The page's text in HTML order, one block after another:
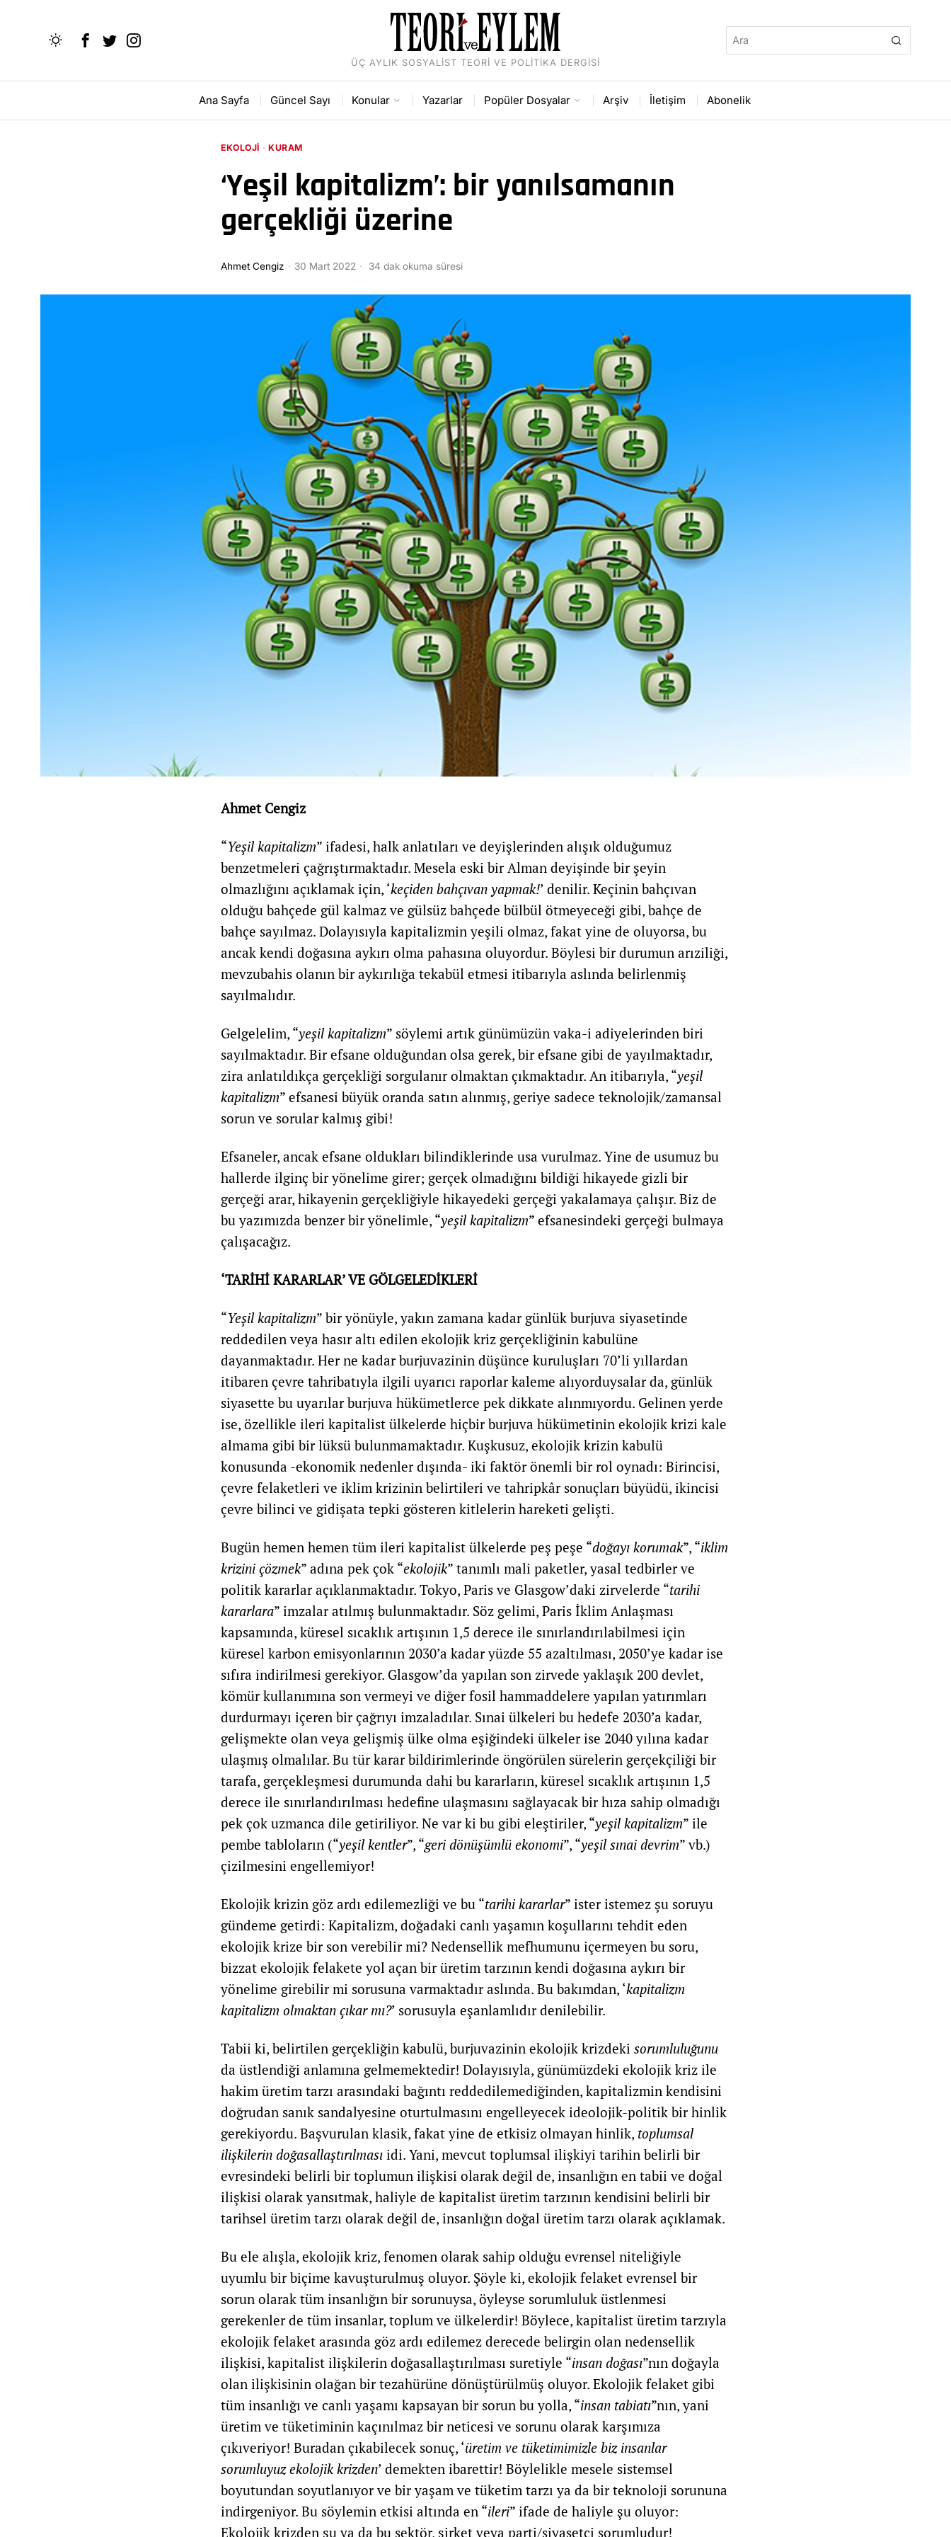
ÜÇ AYLIK SOSYALIST TEORI VE POLITIKA DERGISI
Ana Sayfa Güncel Sayı Konular Yazarlar Popüler Dosyalar Arşiv İletişim Abonelik
EKOLOJI · KURAM
‘Yeşil kapitalizm’: bir yanılsamanın
gerçekliği üzerine
Ahmet Cengiz 30 Mart 2022 34 dak okuma süresi
Ahmet Cengiz
“Yeşil kapitalizm” ifadesi, halk anlatıları ve deyişlerinden alışık olduğumuz
benzetmeleri çağrıştırmaktadır. Mesela eski bir Alman deyişinde bir şeyin
olmazlığını açıklamak için, ‘keçiden bahçıvan yapmak!’ denilir. Keçinin bahçıvan
olduğu bahçede gül kalmaz ve gülsüz bahçede bülbül ötmeyeceği gibi, bahçe de
bahçe sayılmaz. Dolayısıyla kapitalizmin yeşili olmaz, fakat yine de oluyorsa, bu
ancak kendi doğasına aykırı olma pahasına oluyordur. Böylesi bir durumun arıziliği,
mevzubahis olanın bir aykırılığa tekabül etmesi itibarıyla aslında belirlenmiş
sayılmalıdır.
Gelgelelim, “yeşil kapitalizm” söylemi artık günümüzün vaka-i adiyelerinden biri
sayılmaktadır. Bir efsane olduğundan olsa gerek, bir efsane gibi de yayılmaktadır,
zira anlatıldıkça gerçekliği sorgulanır olmaktan çıkmaktadır. An itibarıyla, “yeşil
kapitalizm” efsanesi büyük oranda satın alınmış, geriye sadece teknolojik/zamansal
sorun ve sorular kalmış gibi!
Efsaneler, ancak efsane oldukları bilindiklerinde usa vurulmaz. Yine de usumuz bu
hallerde ilginç bir yönelime girer; gerçek olmadığını bildiği hikayede gizli bir
gerçeği arar, hikayenin gerçekliğiyle hikayedeki gerçeği yakalamaya çalışır. Biz de
bu yazımızda benzer bir yönelimle, “yeşil kapitalizm” efsanesindeki gerçeği bulmaya
çalışacağız.
‘TARİHİ KARARLAR’ VE GÖLGELEDİKLERİ
“Yeşil kapitalizm” bir yönüyle, yakın zamana kadar günlük burjuva siyasetinde
reddedilen veya hasır altı edilen ekolojik kriz gerçekliğinin kabulüne
dayanmaktadır. Her ne kadar burjuvazinin düşünce kuruluşları 70’li yıllardan
itibaren çevre tahribatıyla ilgili uyarıcı raporlar kaleme alıyorduysalar da, günlük
siyasette bu uyarılar burjuva hükümetlerce pek dikkate alınmıyordu. Gelinen yerde
ise, özellikle ileri kapitalist ülkelerde hiçbir burjuva hükümetinin ekolojik krizi kale
almama gibi bir lüksü bulunmamaktadır. Kuşkusuz, ekolojik krizin kabulü
konusunda -ekonomik nedenler dışında- iki faktör önemli bir rol oynadı: Birincisi,
çevre felaketleri ve iklim krizinin belirtileri ve tahripkâr sonuçları büyüdü, ikincisi
çevre bilinci ve gidişata tepki gösteren kitlelerin hareketi gelişti.
Bugün hemen hemen tüm ileri kapitalist ülkelerde peş peşe “doğayı korumak”, “iklim
krizini çözmek” adına pek çok “ekolojik” tanımlı mali paketler, yasal tedbirler ve
politik kararlar açıklanmaktadır. Tokyo, Paris ve Glasgow’daki zirvelerde “tarihi
kararlara” imzalar atılmış bulunmaktadır. Söz gelimi, Paris İklim Anlaşması
kapsamında, küresel sıcaklık artışının 1,5 derece ile sınırlandırılabilmesi için
küresel karbon emisyonlarının 2030’a kadar yüzde 55 azaltılması, 2050’ye kadar ise
sıfıra indirilmesi gerekiyor. Glasgow’da yapılan son zirvede yaklaşık 200 devlet,
kömür kullanımına son vermeyi ve diğer fosil hammaddelere yapılan yatırımları
durdurmayı içeren bir çağrıyı imzaladılar. Sınai ülkeleri bu hedefe 2030’a kadar,
gelişmekte olan veya gelişmiş ülke olma eşiğindeki ülkeler ise 2040 yılına kadar
ulaşmış olmalılar. Bu tür karar bildirimlerinde öngörülen sürelerin gerçekçiliği bir
tarafa, gerçekleşmesi durumunda dahi bu kararların, küresel sıcaklık artışının 1,5
derece ile sınırlandırılması hedefine ulaşmasını sağlayacak bir hıza sahip olmadığı
pek çok uzmanca dile getiriliyor. Ne var ki bu gibi eleştiriler, “yeşil kapitalizm” ile
pembe tabloların (“yeşil kentler”, “geri dönüşümlü ekonomi”, “yeşil sınai devrim” vb.)
çizilmesini engellemiyor!
Ekolojik krizin göz ardı edilemezliği ve bu “tarihi kararlar” ister istemez şu soruyu
gündeme getirdi: Kapitalizm, doğadaki canlı yaşamın koşullarını tehdit eden
ekolojik krize bir son verebilir mi? Nedensellik mefhumunu içermeyen bu soru,
bizzat ekolojik felakete yol açan bir üretim tarzının kendi doğasına aykırı bir
yönelime girebilir mi sorusuna varmaktadır aslında. Bu bakımdan, ‘kapitalizm
kapitalizm olmaktan çıkar mı?’ sorusuyla eşanlamlıdır denilebilir.
Tabii ki, belirtilen gerçekliğin kabulü, burjuvazinin ekolojik krizdeki sorumluluğunu
da üstlendiği anlamına gelmemektedir! Dolayısıyla, günümüzdeki ekolojik kriz ile
hakim üretim tarzı arasındaki bağıntı reddedilemediğinden, kapitalizmin kendisini
doğrudan sanık sandalyesine oturtulmasını engelleyecek ideolojik-politik bir hinlik
gerekiyordu. Başvurulan klasik, fakat yine de etkisiz olmayan hinlik, toplumsal
ilişkilerin doğasallaştırılması idi. Yani, mevcut toplumsal ilişkiyi tarihin belirli bir
evresindeki belirli bir toplumun ilişkisi olarak değil de, insanlığın en tabii ve doğal
ilişkisi olarak yansıtmak, haliyle de kapitalist üretim tarzının kendisini belirli bir
tarihsel üretim tarzı olarak değil de, insanlığın doğal üretim tarzı olarak açıklamak.
Bu ele alışla, ekolojik kriz, fenomen olarak sahip olduğu evrensel niteliğiyle
uyumlu bir biçime kavuşturulmuş oluyor. Şöyle ki, ekolojik felaket evrensel bir
sorun olarak tüm insanlığın bir sorunuysa, öyleyse sorumluluk üstlenmesi
gerekenler de tüm insanlar, toplum ve ülkelerdir! Böylece, kapitalist üretim tarzıyla
ekolojik felaket arasında göz ardı edilemez derecede belirgin olan nedensellik
ilişkisi, kapitalist ilişkilerin doğasallaştırılması suretiyle “insan doğası”nın doğayla
olan ilişkisinin olağan bir tezahürüne dönüştürülmüş oluyor. Ekolojik felaket gibi
tüm insanlığı ve canlı yaşamı kapsayan bir sorun bu yolla, “insan tabiatı”nın, yani
üretim ve tüketiminin kaçınılmaz bir neticesi ve sorunu olarak karşımıza
çıkıveriyor! Buradan çıkabilecek sonuç, ‘üretim ve tüketimimizle biz insanlar
sorumluyuz ekolojik krizden’ demekten ibarettir! Böylelikle mesele sistemsel
boyutundan soyutlanıyor ve bir yaşam ve tüketim tarzı ya da bir teknoloji sorununa
indirgeniyor. Bu söylemin etkisi altında en “ileri” ifade de haliyle şu oluyor:
Ekolojik krizden şu ya da bu sektör, şirket veya parti/siyasetçi sorumludur!